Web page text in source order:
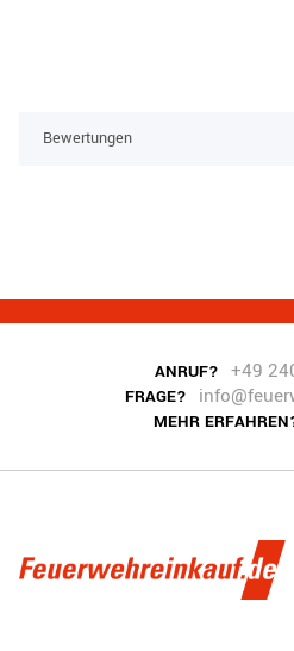
Bewertungen
ANRUF? +49
FRAGE?
MEHR